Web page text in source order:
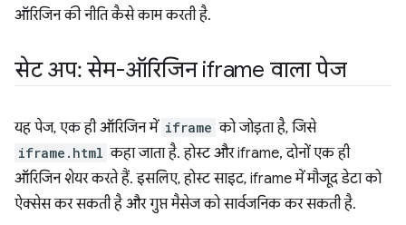
ऑरिजिन की नीति कैसे काम करती है.
सेट अप: सेम-ऑरिजिन iframe वाला पेज
यह पेज, एक ही ऑरिजिन में iframe को जोड़ता है, जिसे
iframe.html कहा जाता है. होस्ट और iframe, दोनों एक ही
ऑरिजिन शेयर करते हैं. इसलिए, होस्ट साइट, iframe में मौजूद डेटा को
ऐक्सेस कर सकती है और गुप्त मैसेज को सार्वजनिक कर सकती है.